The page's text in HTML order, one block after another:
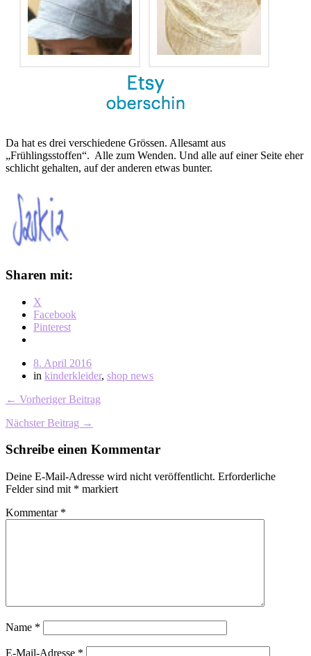
Da hat es drei verschiedene Grössen. Allesamt aus
„Frühlingsstoffen“. Alle zum Wenden. Und alle auf einer Seite eher
schlicht gehalten, auf der anderen etwas bunter.
Sharen mit:
X
Facebook
Pinterest
8. April 2016
in kinderkleider, shop news
← Vorheriger Beitrag
Nächster Beitrag →
Schreibe einen Kommentar
Deine E-Mail-Adresse wird nicht veröffentlicht. Erforderliche
Felder sind mit * markiert
Kommentar *
Name *
E-Mail-Adresse *